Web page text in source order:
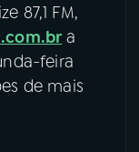
87,1 FM,
a
feira
de mais